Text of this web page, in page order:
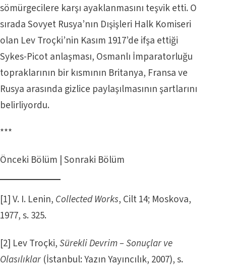
sömürgecilere karşı ayaklanmasını teşvik etti. O
sırada Sovyet Rusya’nın Dışişleri Halk Komiseri
olan Lev Troçki’nin Kasım 1917’de ifşa ettiği
Sykes-Picot anlaşması, Osmanlı İmparatorluğu
topraklarının bir kısmının Britanya, Fransa ve
Rusya arasında gizlice paylaşılmasının şartlarını
belirliyordu.
***
Önceki Bölüm |Sonraki Bölüm
[1]V. I. Lenin, CollectedWorks, Cilt 14; Moskova,
1977, s. 325.
[2] Lev Troçki,Sürekli Devrim – Sonuçlar ve
Olasılıklar (İstanbul: Yazın Yayıncılık, 2007), s.